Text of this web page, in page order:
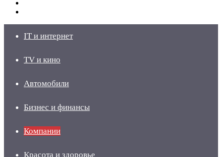
IT и интернет
TV и кино
Автомобили
Бизнес и финансы
Компании
Красота и здоровье